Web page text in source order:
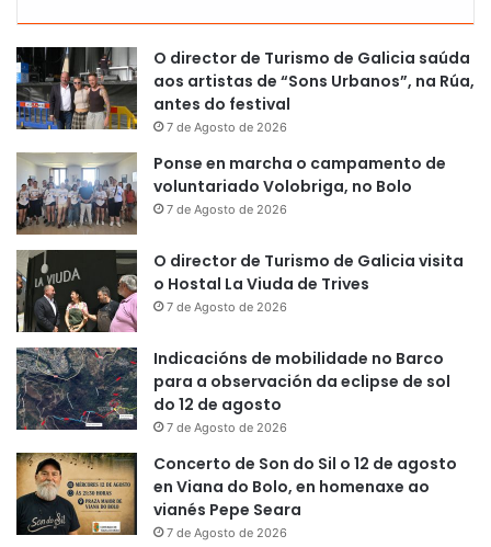
O director de Turismo de Galicia saúda
aos artistas de “Sons Urbanos”, na Rúa,
antes do festival
7 de Agosto de 2026
Ponse en marcha o campamento de
voluntariado Volobriga, no Bolo
7 de Agosto de 2026
O director de Turismo de Galicia visita
o Hostal La Viuda de Trives
7 de Agosto de 2026
Indicacións de mobilidade no Barco
para a observación da eclipse de sol
do 12 de agosto
7 de Agosto de 2026
Concerto de Son do Sil o 12 de agosto
en Viana do Bolo, en homenaxe ao
vianés Pepe Seara
7 de Agosto de 2026